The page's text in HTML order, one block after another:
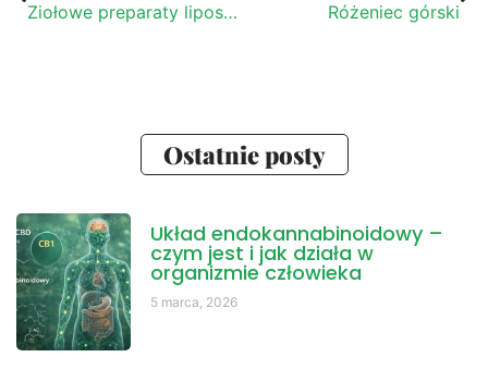
Ziołowe preparaty liposomalne Różeniec górski
Ostatnie posty
Układ endokannabinoidowy –
czym jest i jak działa w
organizmie człowieka
5 marca, 2026